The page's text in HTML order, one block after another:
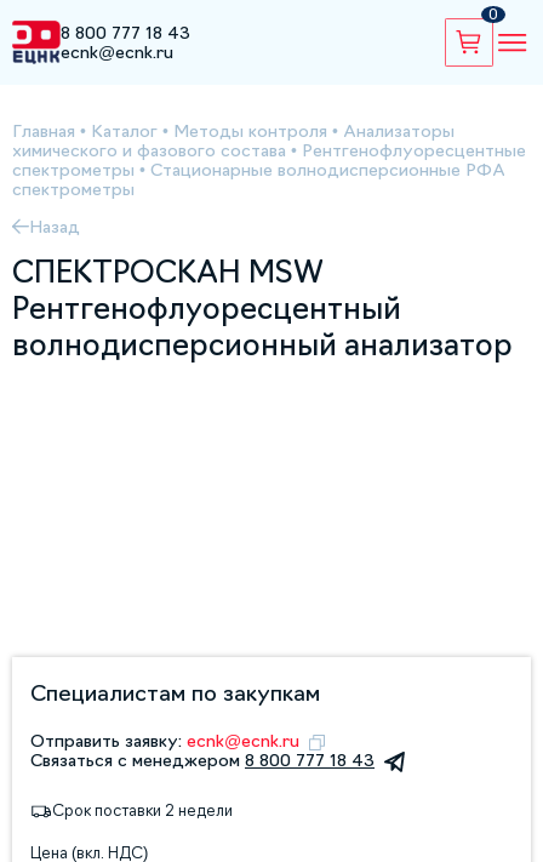
8 800 777 18 43
ecnk@ecnk.ru
0
Главная • Каталог • Методы контроля • Анализаторы
химического и фазового состава • Рентгенофлуоресцентные
спектрометры • Стационарные волнодисперсионные РФА
спектрометры
Назад
СПЕКТРОСКАН MSW
Рентгенофлуоресцентный
волнодисперсионный анализатор
Специалистам по закупкам
Отправить заявку: ecnk@ecnk.ru
Связаться с менеджером 8 800 777 18 43
Срок поставки 2 недели
Цена (вкл. НДС)